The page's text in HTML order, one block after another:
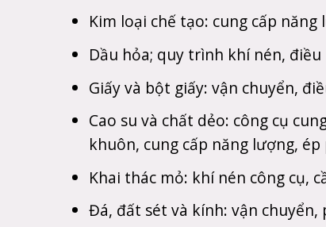
Kim loại chế tạo: cung cấp năng
Dầu hỏa; quy trình khí nén,
Giấy và bột giấy: vận chuyển,
Cao su và chất dẻo: công cụ
khuôn, cung cấp năng lượng, ép
Khai thác mỏ: khí nén công cụ,
Đá, đất sét và kính: vận